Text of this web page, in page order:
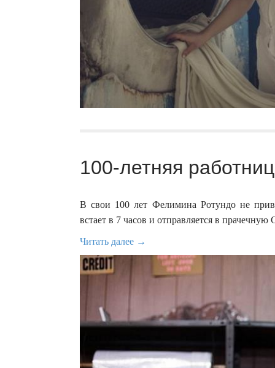
100-летняя
В свои 100 лет Фелимина Ротундо не
встает в 7 часов и отправляется в
Читать далее →